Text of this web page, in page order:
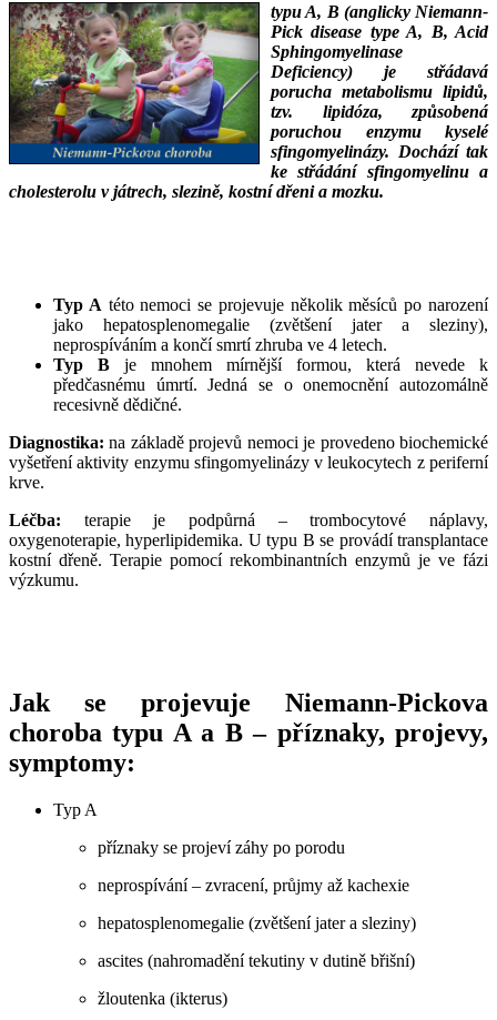
typu A, B (anglicky Niemann-
Pick disease type A, B, Acid
Sphingomyelinase
Deficiency) je střádavá
porucha metabolismu lipidů,
tzv. lipidóza, způsobená
poruchou enzymu kyselé
sfingomyelinázy. Dochází tak
ke střádání sfingomyelinu a
cholesterolu v játrech, slezině, kostní dřeni a mozku.
Typ A této nemoci se projevuje několik měsíců po narození
jako hepatosplenomegalie (zvětšení jater a sleziny),
neprospíváním a končí smrtí zhruba ve 4 letech.
Typ B je mnohem mírnější formou, která nevede k
předčasnému úmrtí. Jedná se o onemocnění autozomálně
recesivně dědičné.
Diagnostika: na základě projevů nemoci je provedeno biochemické
vyšetření aktivity enzymu sfingomyelinázy v leukocytech z periferní
krve.
Léčba: terapie je podpůrná – trombocytové náplavy,
oxygenoterapie, hyperlipidemika. U typu B se provádí transplantace
kostní dřeně. Terapie pomocí rekombinantních enzymů je ve fázi
výzkumu.
Jak se projevuje Niemann-Pickova
choroba typu A a B – příznaky, projevy,
symptomy:
Typ A
příznaky se projeví záhy po porodu
neprospívání – zvracení, průjmy až kachexie
hepatosplenomegalie (zvětšení jater a sleziny)
ascites (nahromadění tekutiny v dutině břišní)
žloutenka (ikterus)